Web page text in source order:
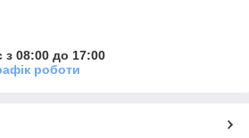
з 08:00 до 17:00
роботи